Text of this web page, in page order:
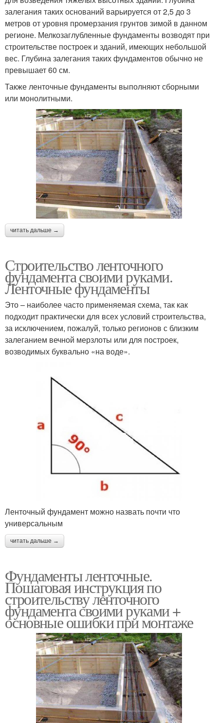
залегания таких оснований варьируется от 2,5 до 3
метров от уровня промерзания грунтов зимой в данном
регионе. Мелкозаглубленные фундаменты возводят при
строительстве построек и зданий, имеющих небольшой
вес. Глубина залегания таких фундаментов обычно не
превышает 60 см.
Также ленточные фундаменты выполняют сборными
или монолитными.
читать дальше →
Строительство ленточного
фундамента своими руками.
Ленточные фундаменты
Это – наиболее часто применяемая схема, так как
подходит практически для всех условий строительства,
за исключением, пожалуй, только регионов с близким
залеганием вечной мерзлоты или для построек,
возводимых буквально «на воде».
Ленточный фундамент можно назвать почти что
универсальным
читать дальше →
Фундаменты ленточные.
Пошаговая инструкция по
строительству ленточного
фундамента своими руками +
основные ошибки при монтаже